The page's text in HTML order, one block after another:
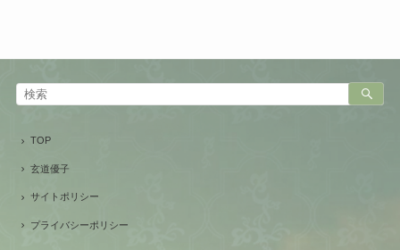
TOP
玄道優子
サイトポリシー
プライバシーポリシー